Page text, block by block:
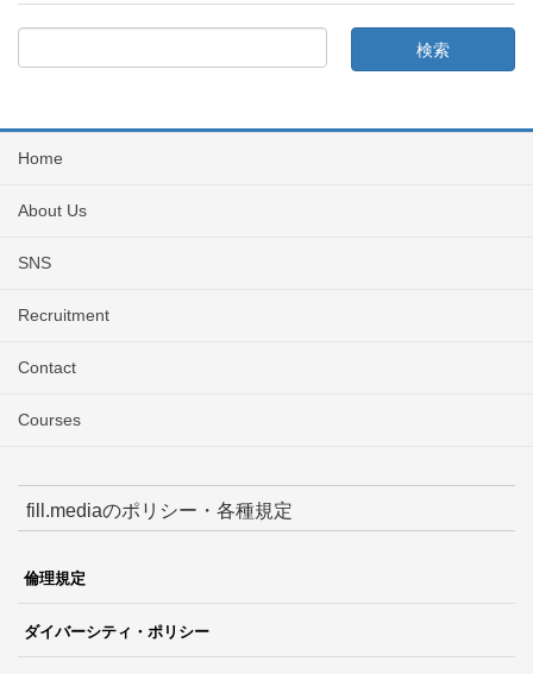
Home
About Us
SNS
Recruitment
Contact
Courses
fill.mediaのポリシー・各種規定
倫理規定
ダイバーシティ・ポリシー